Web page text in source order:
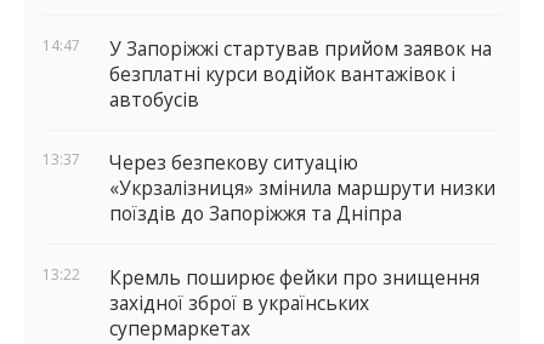
14:47
У Запоріжжі стартував прийом заявок на
безплатні курси водійок вантажівок і
автобусів
13:37
Через безпекову ситуацію
«Укрзалізниця» змінила маршрути низки
поїздів до Запоріжжя та Дніпра
13:22
Кремль поширює фейки про знищення
західної зброї в українських
супермаркетах